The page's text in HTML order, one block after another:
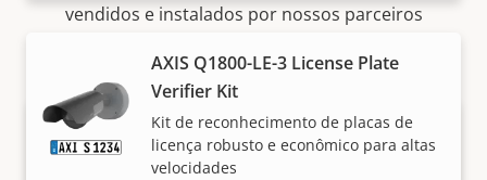
AXIS Q1800-LE-3 License Plate
Verifier Kit
Kit de reconhecimento de placas de
licença robusto e econômico para altas
velocidades
vendidos e instalados por nossos parceiros